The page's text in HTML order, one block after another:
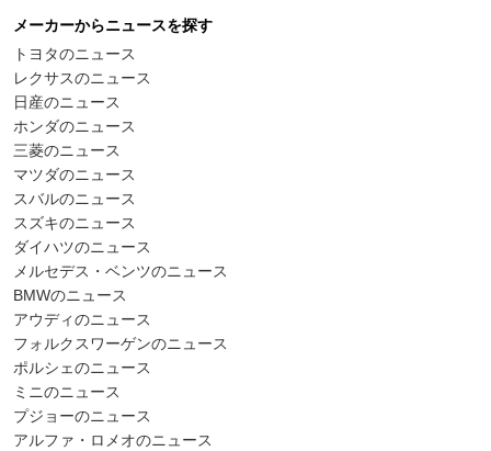
メーカーからニュースを探す
トヨタのニュース
レクサスのニュース
日産のニュース
ホンダのニュース
三菱のニュース
マツダのニュース
スバルのニュース
スズキのニュース
ダイハツのニュース
メルセデス・ベンツのニュース
BMWのニュース
アウディのニュース
フォルクスワーゲンのニュース
ポルシェのニュース
ミニのニュース
プジョーのニュース
アルファ・ロメオのニュース